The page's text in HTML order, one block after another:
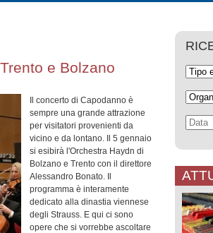
e Bolzano
Il concerto di Capodanno è
sempre una grande attrazione
per visitatori provenienti da
vicino e da lontano. Il 5 gennaio
si esibirà l'Orchestra Haydn di
Bolzano e Trento con il direttore
Alessandro Bonato. Il
programma è interamente
dedicato alla dinastia viennese
degli Strauss. E qui ci sono
opere che si vorrebbe ascoltare